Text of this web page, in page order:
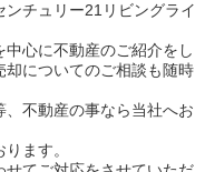
チュリー21リビングライ
心に不動産のご紹介をし
についてのご相談も随時
不動産の事なら当社へお
ます。